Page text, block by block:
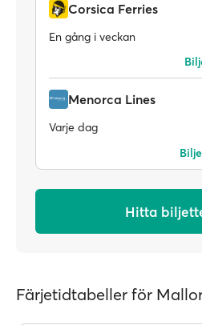
Corsica Ferries
En gång i veckan
Menorca Lines
Varje dag
Hitta
Färjetidtabeller för